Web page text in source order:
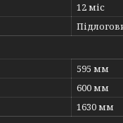
12 міс
595 мм
600 мм
1630 мм